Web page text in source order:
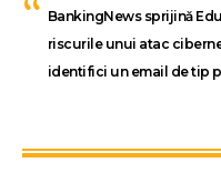
BankingNews sprijină
riscurile unui atac
identifici un email de tip